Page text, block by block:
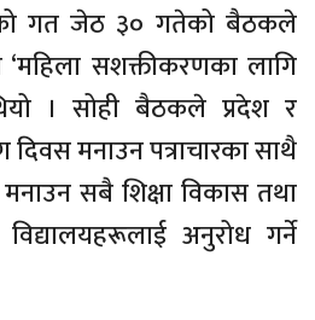
गत जेठ ३० गतेको बैठकले
सशक्तीकरणका लागि
। सोही बैठकले प्रदेश र
दिवस मनाउन पत्राचारका साथै
सबै शिक्षा विकास तथा
अनुरोध गर्ने